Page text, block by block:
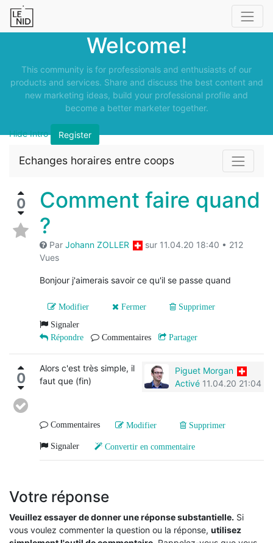
Welcome!
This community is for professionals and enthusiasts of our
products and services. Share and discuss the best content and
new marketing ideas, build your professional profile and
become a better marketer together.
Hide Intro Register
Echanges horaires entre coops
0
Comment faire quand
?
Par Johann ZOLLER sur 11.04.20 18:40 • 212
Vues
Bonjour j'aimerais savoir ce qu'il se passe quand
Modifier Fermer Supprimer
Signaler
Répondre
Commentaires Partager
0
Piguet Morgan
Activé 11.04.20 21:04
Alors c'est très simple, il
faut que (fin)
Commentaires Modifier Supprimer
Signaler Convertir en commentaire
Votre réponse
Veuillez essayer de donner une réponse substantielle. Si
vous voulez commenter la question ou la réponse, utilisez